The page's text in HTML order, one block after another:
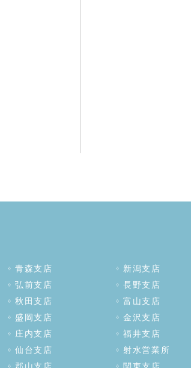
青森支店
弘前支店
秋田支店
盛岡支店
庄内支店
仙台支店
新潟支店
長野支店
富山支店
金沢支店
福井支店
射水営業所